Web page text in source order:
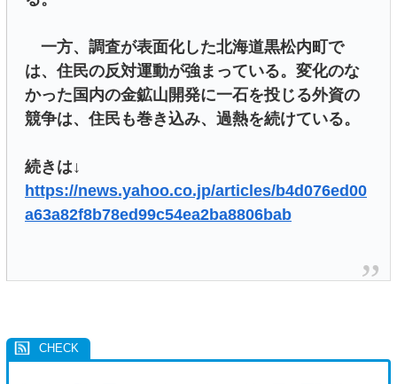
一方、調査が表面化した北海道黒松内町で
は、住民の反対運動が強まっている。変化のな
かった国内の金鉱山開発に一石を投じる外資の
競争は、住民も巻き込み、過熱を続けている。
続きは↓
https://news.yahoo.co.jp/articles/b4d076ed00
a63a82f8b78ed99c54ea2ba8806bab